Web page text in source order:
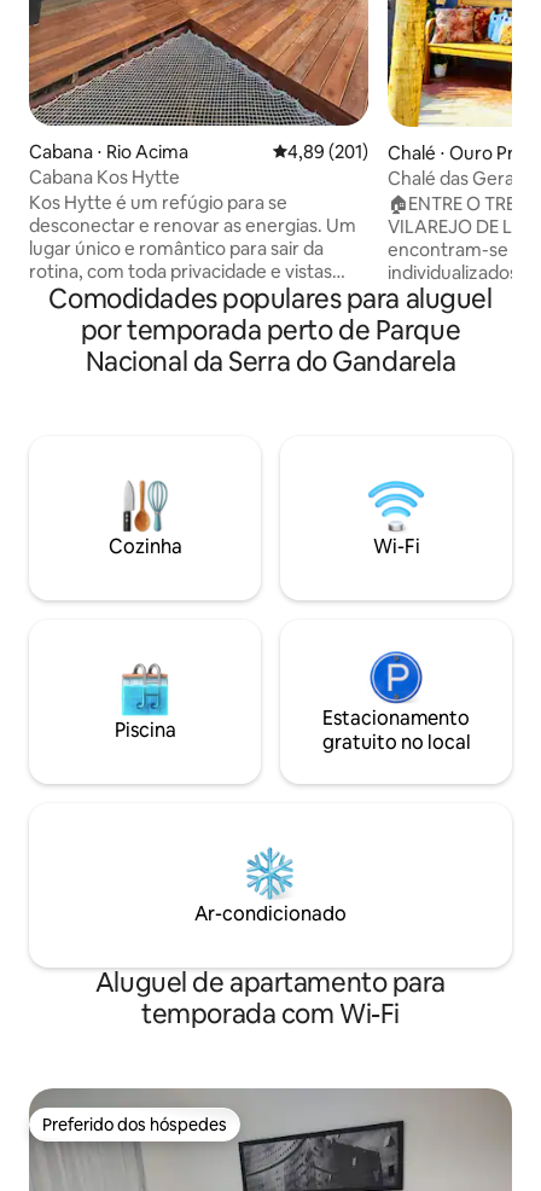
Cabana ⋅ Rio Acima 4,89 de uma avaliação média de
4,89 (201)
Cabana Kos Hytte
Kos Hytte é um refúgio para se
desconectar e renovar as energias. Um
lugar único e romântico para sair da
rotina, com toda privacidade e vistas
para as montanhas. Distante de toda
euforia da cidade e bem em meio a
natureza, em mata aberta pra você
respirar um ar puro e apreciar o canto
gerador de energia (backup) caso falte
energia da concessionária na cabana.
Chalé ⋅ Ouro
Chalé das
🏠ENTRE O
VILAREJO DE
encontram-se
individualizados.
uma mineiríssima
lugarzinho todo
artesanatos
lenha, fogueira
mescla Mata
ter uma
reconfortante no
Comodidades populares para aluguel
por temporada perto de Parque
Nacional da Serra do Gandarela
Cozinha Wi-Fi
Piscina
Estacionamento
gratuito no local
Ar-condicionado
Aluguel de apartamento para
temporada com Wi-Fi
Preferido dos hóspedes
Preferido dos hóspedes